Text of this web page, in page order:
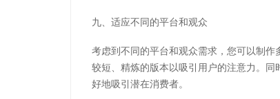
九、适应不同的平台和观众
考虑到不同的平台和观众需求，您可以制
较短、精炼的版本以吸引用户的注意力。
好地吸引潜在消费者。